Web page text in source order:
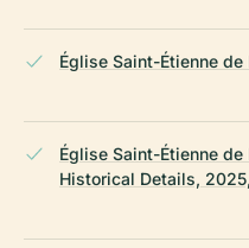
Église Saint-Étienne
Église Saint-Étienne
Historical Details,